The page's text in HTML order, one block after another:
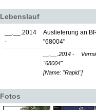
Lebenslauf
__.__.2014
-
Auslieferung an
"68004"
__.__.2014 -
"68004"
[Name: "Rapid"]
Fotos